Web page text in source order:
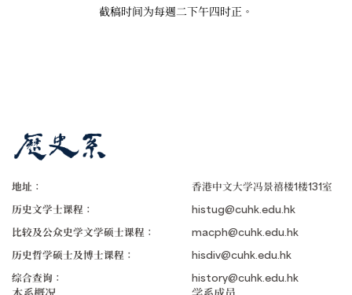
截稿时间为每週二下午四时正。
地址：
香港中文大学冯景禧楼1楼131室
历史文学士课程：
histug@cuhk.edu.hk
比较及公众史学文学硕士课程：
macph@cuhk.edu.hk
历史哲学硕士及博士课程：
hisdiv@cuhk.edu.hk
综合查询：
history@cuhk.edu.hk